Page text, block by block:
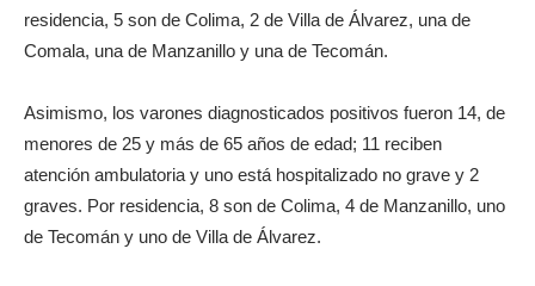
residencia, 5 son de Colima, 2 de Villa de Álvarez, una de
Comala, una de Manzanillo y una de Tecomán.
Asimismo, los varones diagnosticados positivos fueron 14, de
menores de 25 y más de 65 años de edad; 11 reciben
atención ambulatoria y uno está hospitalizado no grave y 2
graves. Por residencia, 8 son de Colima, 4 de Manzanillo, uno
de Tecomán y uno de Villa de Álvarez.